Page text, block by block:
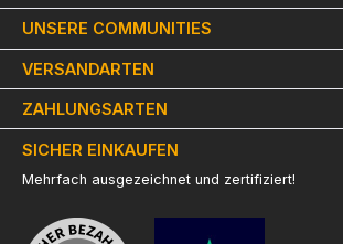
UNSERE COMMUNITIES
VERSANDARTEN
ZAHLUNGSARTEN
SICHER EINKAUFEN
Mehrfach ausgezeichnet und zertifiziert!